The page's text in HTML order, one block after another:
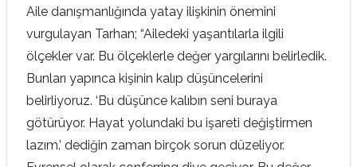
Aile danışmanlığında yatay ilişkinin önemini
vurgulayan Tarhan; “Ailedeki yaşantılarla ilgili
ölçekler var. Bu ölçeklerle değer yargılarını belirledik.
Bunları yapınca kişinin kalıp düşüncelerini
belirliyoruz. ‘Bu düşünce kalıbın seni buraya
götürüyor. Hayat yolundaki bu işareti değiştirmen
lazım.’ dediğin zaman birçok sorun düzeliyor.